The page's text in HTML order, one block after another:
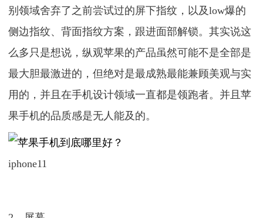
别领域舍弃了之前尝试过的屏下指纹，以及low爆的
侧边指纹、背面指纹方案，跟进面部解锁。其实说这
么多只是想说，纵观苹果的产品虽然可能不是全部是
最大胆最激进的，但绝对是最成熟最能兼顾美观与实
用的，并且在手机设计领域一直都是领跑者。并且苹
果手机的品质感是无人能及的。
iphone11